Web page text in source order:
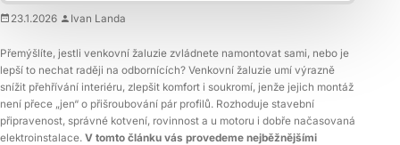
23.1.2026 Ivan Landa
Přemýšlíte, jestli venkovní žaluzie zvládnete namontovat sami, nebo je
lepší to nechat raději na odbornících? Venkovní žaluzie umí výrazně
snížit přehřívání interiéru, zlepšit komfort i soukromí, jenže jejich montáž
není přece „jen“ o přišroubování pár profilů. Rozhoduje stavební
připravenost, správné kotvení, rovinnost a u motoru i dobře načasovaná
elektroinstalace. V tomto článku vás provedeme nejběžnějšími